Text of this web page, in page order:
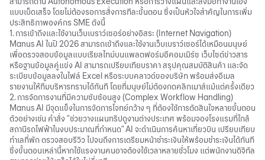
แบบเบ็ดเสร็จ โดยไม่ต้องรอการสั่งการทีละขั้นตอน ซึ่งเป็นหัวใจสำคัญในการเพิ่ม
ประสิทธิภาพองค์กร SME ดังนี้
1. การเข้าถึงและใช้งานเว็บเบราว์เซอร์อย่างอิสระ (Internet Navigation)
Manus AI ในปี 2026 สามารถเข้าถึงและใช้งานเว็บเบราว์เซอร์ได้เหมือนมนุษย์
เพื่อตรวจสอบข้อมูลแบบเรียลไทม์บนแพลตฟอร์มอีคอมเมิร์ซ เว็บไซต์ข่าวสาร
หรือฐานข้อมูลคู่แข่ง AI สามารถเปรียบเทียบราคา สรุปคุณสมบัติสินค้า และจัด
ระเบียบข้อมูลลงในไฟล์ Excel หรือระบบคลาวด์ของบริษัท พร้อมส่งอีเมล
รายงานให้ทีมบริหารทราบได้ทันที โดยที่มนุษย์ไม่ต้องกดคลิกเมาส์แม้แต่ครั้งเดียว
2. การจัดการงานที่มีความซับซ้อนสูง (Complex Workflow Handling)
Manus AI มีจุดแข็งในการจัดการโจทย์กว้าง ๆ ที่ต้องใช้การตัดสินใจหลายขั้นตอน
ตัวอย่างเช่น คำสั่ง "ช่วยวางแผนทริปดูงานต่างประเทศ พร้อมจองโรงแรมที่ใกล้
สถานีรถไฟฟ้าในงบประมาณที่กำหนด" AI จะดำเนินการค้นหาเที่ยวบิน เปรียบเทียบ
ทำเลที่พัก ตรวจสอบรีวิว ไปจนถึงการเตรียมหน้าชำระเงินให้พร้อมชำระเงินได้ทันที
ซึ่งขั้นตอนเหล่านี้หากใช้แรงงานคนอาจต้องใช้เวลาหลายชั่วโมง แต่พนักงานดิจิทัล